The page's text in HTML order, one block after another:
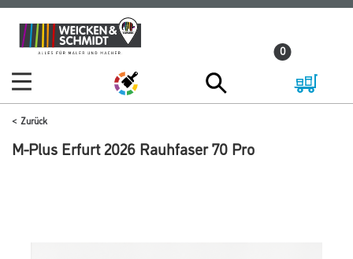
Zum
Inhalt
Zum
Navigationsmenü
0
Zurück
M-Plus Erfurt 2026 Rauhfaser 70 Pro